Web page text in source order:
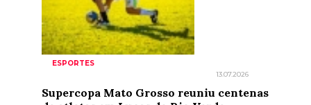
ESPORTES
13.07.2026
Supercopa Mato Grosso reuniu centenas